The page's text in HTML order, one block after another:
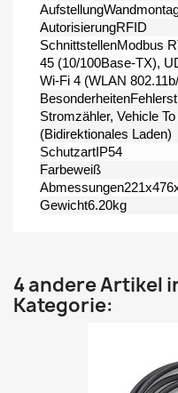
AutorisierungRFID
SchnittstellenModbus
45 (10/​100Base-TX),
Wi-Fi 4 (WLAN
Stromzähler, Vehicle
(Bidirektionales Laden)
SchutzartIP54
Farbeweiß
Gewicht6.20kg
4 andere Artikel
Kategorie: